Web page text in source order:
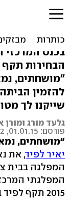
לפיד:
ליצהר.
בכנס
הבחירות
"מושחתים,
להזמין
שייקנו לך
גלעד מורג ומורן
פורסם: 01.01.15, 17:02
"מושחתים,
יאיר לפיד, את
המפלגה בבית
המפלגתי
2015 תקף